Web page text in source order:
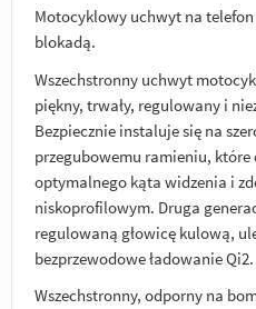
Motocyklowy uchwyt na
blokadą.
Wszechstronny uchwyt
piękny, trwały, regulowany i
Bezpiecznie instaluje się na
przegubowemu ramieniu, które
optymalnego kąta widzenia i
niskoprofilowym. Druga
regulowaną głowicę kulową,
bezprzewodowe ładowanie Qi2.
Wszechstronny, odporny na